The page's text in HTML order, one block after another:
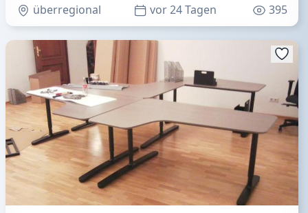
überregional
vor 24 Tagen 395